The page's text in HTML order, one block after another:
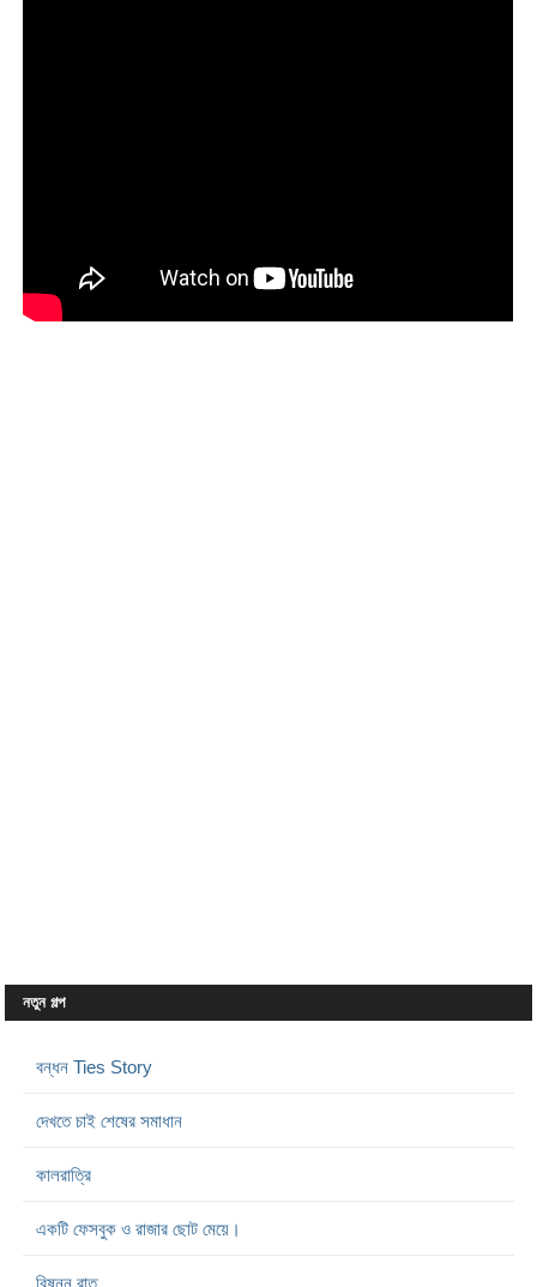
নতুন গল্প
বন্ধন Ties Story
দেখতে চাই শেষের সমাধান
কালরাত্রি
একটি ফেসবুক ও রাজার ছোট মেয়ে।